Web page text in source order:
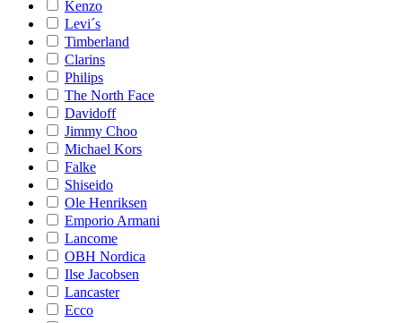
Kenzo
Levi´s
Timberland
Clarins
Philips
The North Face
Davidoff
Jimmy Choo
Michael Kors
Falke
Shiseido
Ole Henriksen
Emporio Armani
Lancome
OBH Nordica
Ilse Jacobsen
Lancaster
Ecco